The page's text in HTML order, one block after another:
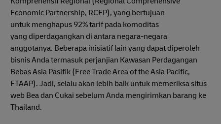
Economic Partnership, RCEP), yang bertujuan
untuk menghapus 92% tarif pada komoditas
yang diperdagangkan di antara negara-negara
anggotanya. Beberapa inisiatif lain yang dapat diperoleh
bisnis Anda termasuk perjanjian Kawasan Perdagangan
Bebas Asia Pasifik (Free Trade Area of the Asia Pacific,
FTAAP). Jadi, selalu akan lebih baik untuk memeriksa situs
web Bea dan Cukai sebelum Anda mengirimkan barang ke
Thailand.